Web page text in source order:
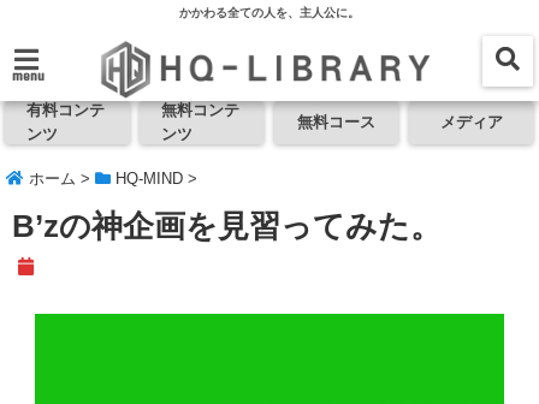
かかわる全ての人を、主人公に。
menu
有料コンテ
ンツ
無料コンテ
ンツ
無料コース メディア
ホーム > HQ-MIND >
B’zの神企画を見習ってみた。